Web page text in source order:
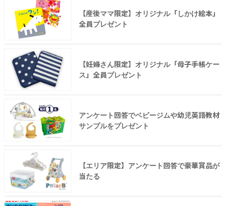
【産後ママ限定】オリジナル「しかけ絵本」
全員プレゼント
【妊婦さん限定】オリジナル「母子手帳ケー
ス」全員プレゼント
アンケート回答でベビージムや幼児英語教材
サンプルをプレゼント
【エリア限定】アンケート回答で豪華賞品が
当たる